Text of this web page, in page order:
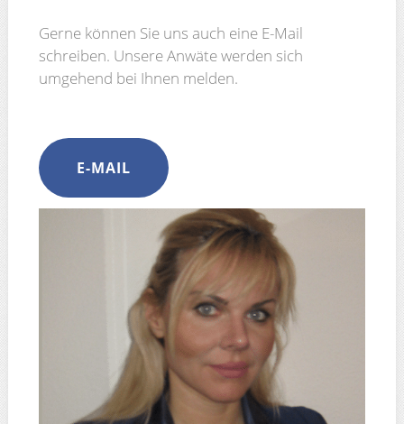
Gerne können Sie uns auch eine E-Mail
schreiben. Unsere Anwäte werden sich
umgehend bei Ihnen melden.
E-MAIL